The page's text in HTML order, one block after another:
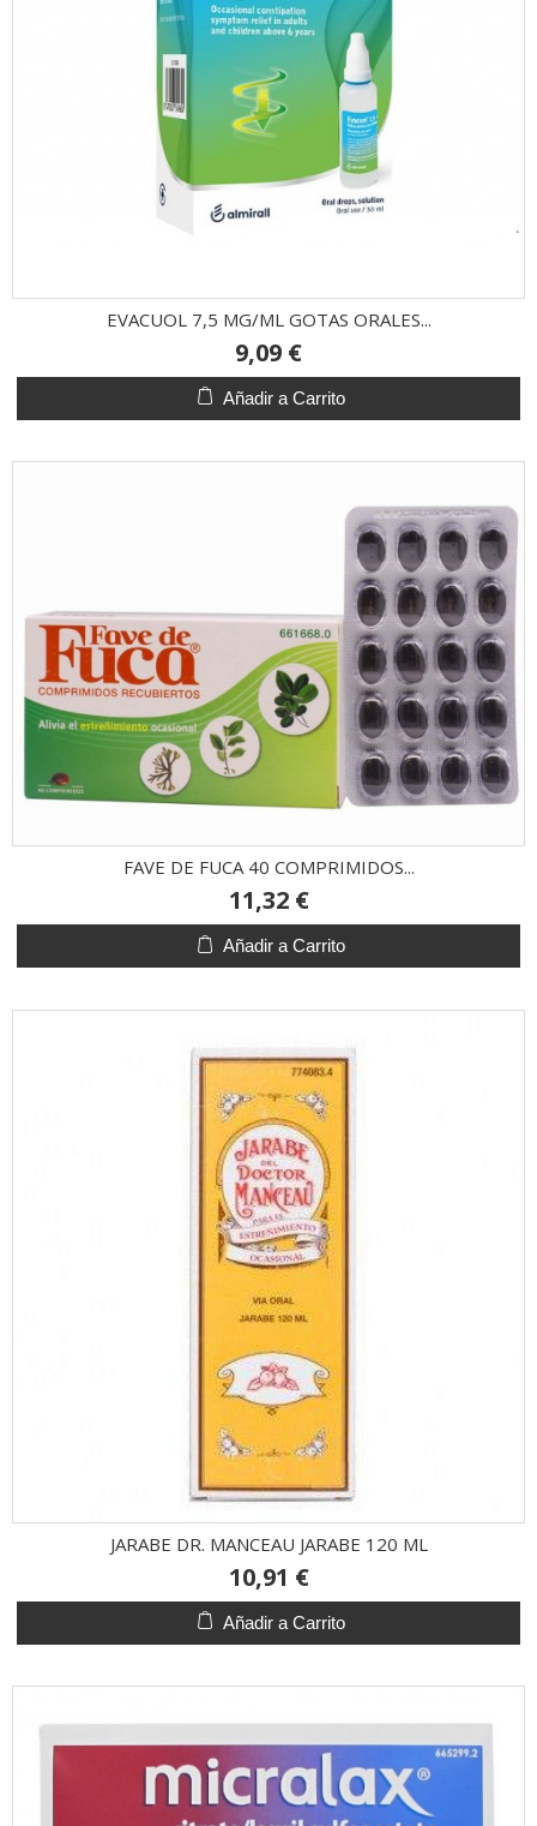
EVACUOL 7,5 MG/ML GOTAS ORALES...
9,09 €
Añadir a Carrito
FAVE DE FUCA 40 COMPRIMIDOS...
11,32 €
Añadir a Carrito
JARABE DR. MANCEAU JARABE 120 ML
10,91 €
Añadir a Carrito